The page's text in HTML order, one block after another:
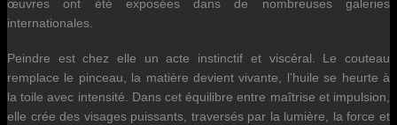
œuvres ont été exposées dans de nombreuses galeries
internationales.
Peindre est chez elle un acte instinctif et viscéral. Le couteau
remplace le pinceau, la matière devient vivante, l’huile se heurte à
la toile avec intensité. Dans cet équilibre entre maîtrise et impulsion,
elle crée des visages puissants, traversés par la lumière, la force et